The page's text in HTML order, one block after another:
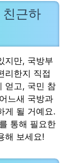
근하
지만, 국방부
리한지 직접
얻고, 국민 참
느새 국방과
게 될 거예요.
를 통해 필요한
해 보세요!